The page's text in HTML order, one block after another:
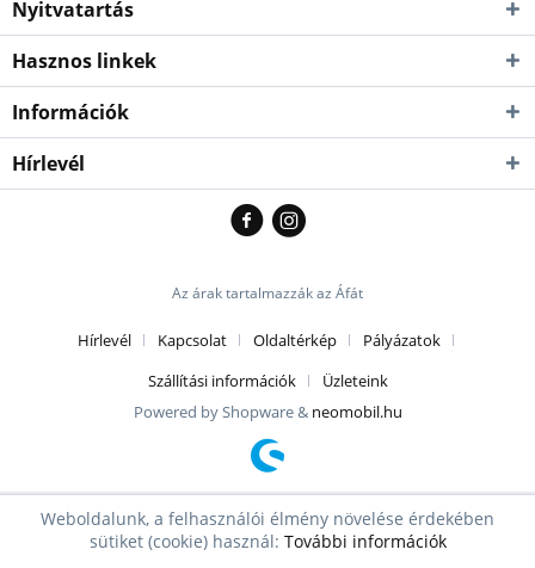
Nyitvatartás
Hasznos linkek
Információk
Hírlevél
Az árak tartalmazzák az Áfát
Hírlevél Kapcsolat Oldaltérkép
Pályázatok
Szállítási információk
Üzleteink
Powered by Shopware & neomobil.hu
Weboldalunk, a felhasználói élmény növelése érdekében
sütiket (cookie) használ: További információk